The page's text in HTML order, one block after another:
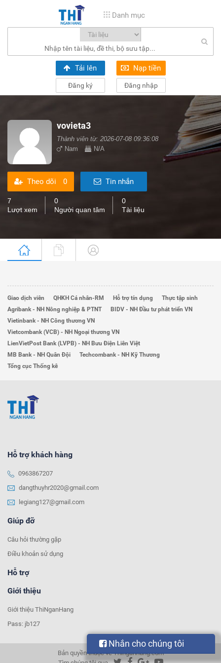
Danh mục
Tải lên Nạp tiền
Đăng ký Đăng nhập
vovieta3
Thành viên từ: 2026-07-08 09:36:08
Nam
N/A
Theo dõi 0 Tin nhắn
7
Lượt xem
0
Người quan tâm
0
Tài liệu
Giao dịch viên QHKH Cá nhân-RM Hỗ trợ tín dụng
Thực tập sinh
Agribank - NH Nông nghiệp & PTNT
BIDV - NH Đầu tư phát triển VN
Vietinbank - NH Công thương VN
Vietcombank (VCB) - NH Ngoại thương VN
LienVietPost Bank (LVPB) - NH Bưu Điện Liên Việt
MB Bank - NH Quân Đội
Techcombank - NH Kỹ Thương
Tổng cục Thống kê
Hỗ trợ khách hàng
0963867207
dangthuyhr2020@gmail.com
legiang127@gmail.com
Giúp đỡ
Câu hỏi thường gặp
Điều khoản sử dụng
Hỗ trợ
Giới thiệu
Giới thiệu ThiNganHang
Pass: jb127
Bản quyền thuộc về Thinganhang.com
Nhắn cho chúng tôi